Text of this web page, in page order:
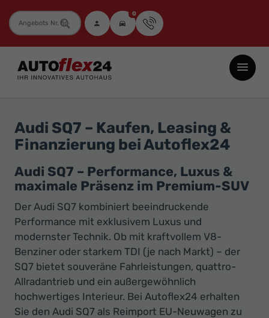
Fahrzeugnummer 0
Autoflex24
GmbH
Neuwagen
Jahreswagen
und
Gebrauchtwagen
zu
Top-
Preisen
-
Ihr
Innovatives
Autohaus
Audi SQ7 – Kaufen, Leasing &
Finanzierung bei Autoflex24
Audi SQ7 – Performance, Luxus &
maximale Präsenz im Premium-SUV
Der Audi SQ7 kombiniert beeindruckende
Performance mit exklusivem Luxus und
modernster Technik. Ob mit kraftvollem V8-
Benziner oder starkem TDI (je nach Markt) – der
SQ7 bietet souveräne Fahrleistungen, quattro-
Allradantrieb und ein außergewöhnlich
hochwertiges Interieur. Bei Autoflex24 erhalten
Sie den Audi SQ7 als Reimport EU-Neuwagen zu